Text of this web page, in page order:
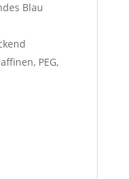
Blau
PEG,